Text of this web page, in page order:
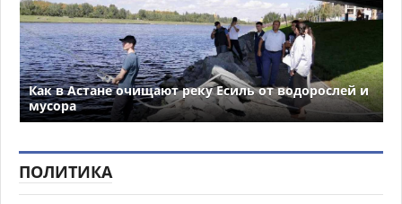
Как в Астане очищают реку Есиль от водорослей и
мусора
ПОЛИТИКА